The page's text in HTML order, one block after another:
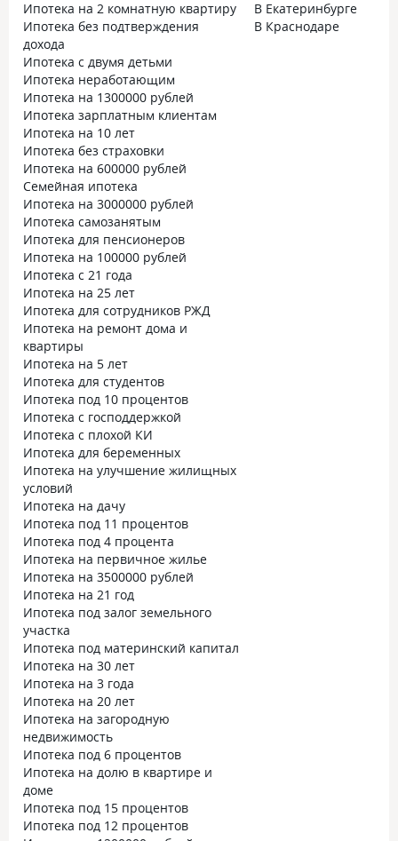
Ипотека на 2 комнатную квартиру
Ипотека без подтверждения
дохода
Ипотека с двумя детьми
Ипотека неработающим
Ипотека на 1300000 рублей
Ипотека зарплатным клиентам
Ипотека на 10 лет
Ипотека без страховки
Ипотека на 600000 рублей
Семейная ипотека
Ипотека на 3000000 рублей
Ипотека самозанятым
Ипотека для пенсионеров
Ипотека на 100000 рублей
Ипотека с 21 года
Ипотека на 25 лет
Ипотека для сотрудников РЖД
Ипотека на ремонт дома и
квартиры
Ипотека на 5 лет
Ипотека для студентов
Ипотека под 10 процентов
Ипотека с господдержкой
Ипотека с плохой КИ
Ипотека для беременных
Ипотека на улучшение жилищных
условий
Ипотека на дачу
Ипотека под 11 процентов
Ипотека под 4 процента
Ипотека на первичное жилье
Ипотека на 3500000 рублей
Ипотека на 21 год
Ипотека под залог земельного
участка
Ипотека под материнский капитал
Ипотека на 30 лет
Ипотека на 3 года
Ипотека на 20 лет
Ипотека на загородную
недвижимость
Ипотека под 6 процентов
Ипотека на долю в квартире и
доме
Ипотека под 15 процентов
Ипотека под 12 процентов
В Екатеринбурге
В Краснодаре